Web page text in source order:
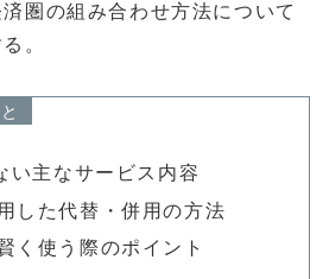
圏の組み合わせ方法について
。
い主なサービス内容
した代替・併用の方法
く使う際のポイント